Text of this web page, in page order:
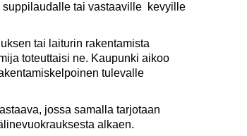
suppilaudalle tai vastaaville kevyille
tai laiturin rakentamista
toteuttaisi ne. Kaupunki aikoo
tulevalle
jossa samalla tarjotaan
alkaen.